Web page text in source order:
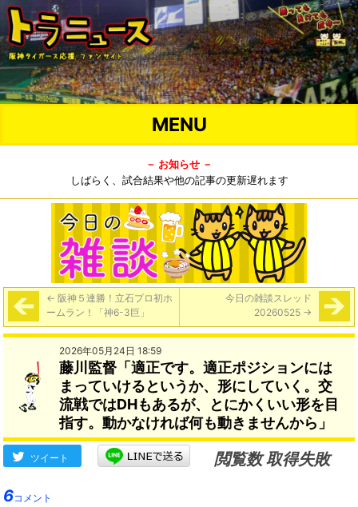
MENU
－ お知らせ －
しばらく、試合結果や他の記事の更新遅れます
← 阪神５連勝！立石プロ初ホ
ームラン！「神6-3巨」
今日の雑談スレッド
20260525 →
2026年05月24日 18:59
藤川監督「適正です。適正ポジションには
まっていけるというか、形にしていく。交
流戦ではDHもあるが、とにかくいい形を目
指す。動かなければ何も動きませんから」
ツイート
閲覧数 取得失敗
6コメント